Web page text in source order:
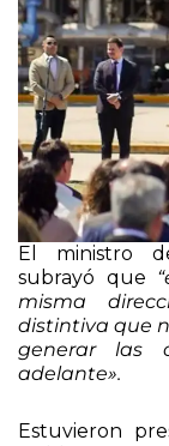
El ministro
subrayó que
misma
distintiva que
generar las